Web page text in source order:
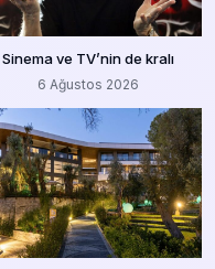
Sinema ve TV’nin de kralı
6 Ağustos 2026